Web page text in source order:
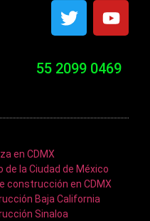
55 2099 0469
en CDMX
de la Ciudad de México
construcción en CDMX
Baja California
Sinaloa